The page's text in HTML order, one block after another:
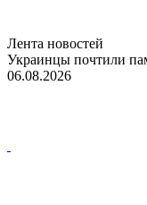
Лента новостей
Украинцы почтили
06.08.2026